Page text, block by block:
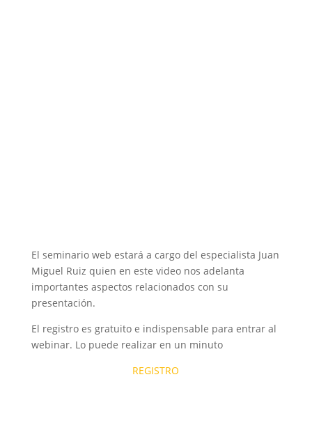
El seminario web estará a cargo del especialista Juan
Miguel Ruiz quien en este video nos adelanta
importantes aspectos relacionados con su
presentación.
El registro es gratuito e indispensable para entrar al
webinar. Lo puede realizar en un minuto
REGISTRO